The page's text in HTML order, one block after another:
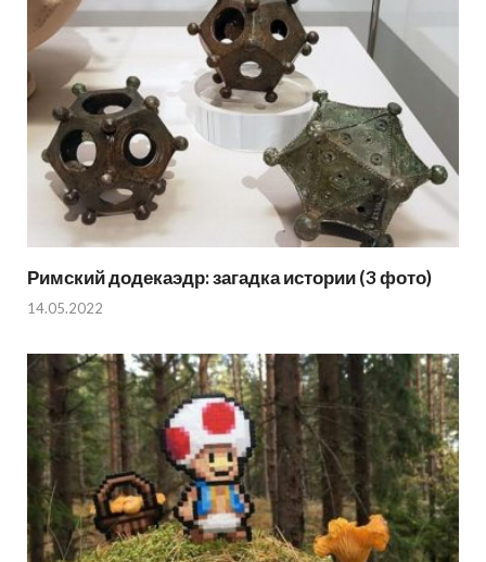
Римский додекаэдр: загадка истории (3 фото)
14.05.2022